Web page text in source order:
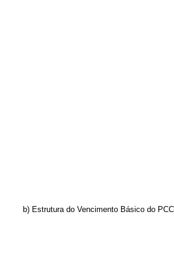
b) Estrutura do Vencimento Básico do